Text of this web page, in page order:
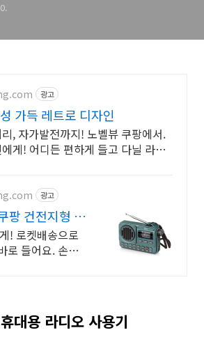
광고
가득 레트로 디자인
, 자가발전까지! 노벨뷰 쿠팡에서.
게! 어디든 편하게 들고 다닐 라디
광고
팡 건전지형 후
! 로켓배송으로
로 들어요. 손에
대용 라디오 사용기